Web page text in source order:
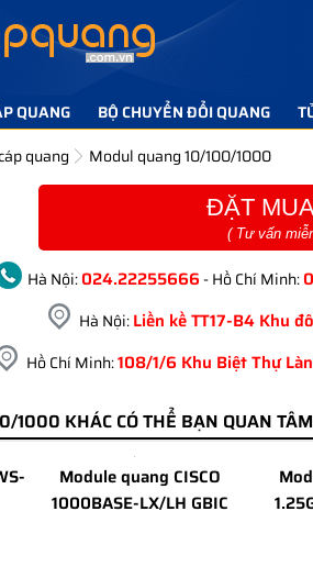
QUANG BỘ CHUYỂN ĐỔI QUANG
LIÊN HỆquang Modul quang 10/100/1000
ĐẶT
( Tư vấn
Hà Nội:024.22255666 - Hồ Chí Minh:
Hà Nội:Liền kề TT17-B4 Khu
Hồ Chí Minh:108/1/6 Khu Biệt Thự
1000 KHÁC CÓ THỂ BẠN QUAN
Module quang CISCO
1000BASE-LX/LH GBIC